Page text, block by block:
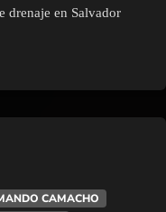
drenaje en Salvador
CAMACHO